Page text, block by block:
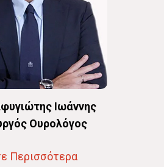
Ιωάννης
Ουρολόγος
Περισσότερα